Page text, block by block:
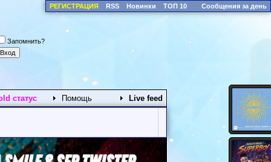
РЕГИСТРАЦИЯ RSS Новинки ТОП 10 Сообщения за день
Запомнить?
статус Помощь Live feed